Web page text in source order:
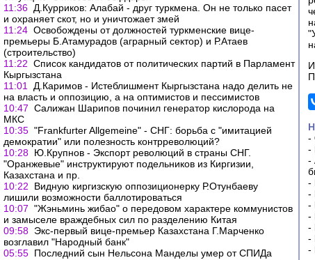
11:36 Д.Курриков: Алабай - друг туркмена. Он не только пасет
и охраняет скот, но и уничтожает змей
11:24 Освобождены от должностей туркменские вице-
премьеры Б.Атамурадов (аграрный сектор) и Р.Атаев
(строительство)
11:22 Список кандидатов от политических партий в Парламент
Кыргызстана
11:01
Д.Каримов - Истеблишмент Кыргызстана надо делить не
на власть и оппозицию, а на оптимистов и пессимистов
10:47 Салижан Шарипов починил генератор кислорода на
МКС
10:35 "Frankfurter Allgemeine" - СНГ: борьба с "имитацией
демократии" или полезность контрреволюций?
10:28 Ю.Крупнов - Экспорт революций в страны СНГ.
"Оранжевые" инструктируют подельников из Киргизии,
Казахстана и пр.
10:22
Видную киргизскую оппозиционерку Р.Отунбаеву
лишили возможности баллотироваться
10:07 "Жэньминь жибао" о передовом характере коммунистов
и замыселе враждебных сил по разделению Китая
09:58 Экс-первый вице-премьер Казахстана Г.Марченко
возглавил "Народный банк"
05:55 Последний сын Нельсона Манделы умер от СПИДа
-
-
-
-
-
-
-
-
-
-